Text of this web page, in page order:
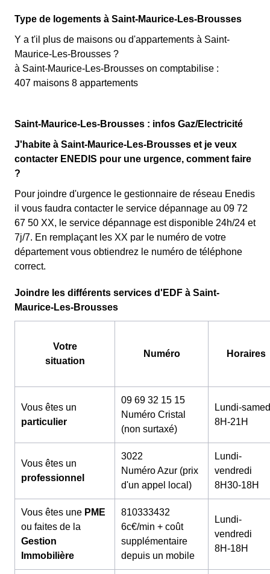
Type de logements à Saint-Maurice-Les-Brousses
Y a t'il plus de maisons ou d'appartements à Saint-
Maurice-Les-Brousses ?
à Saint-Maurice-Les-Brousses on comptabilise :
407 maisons 8 appartements
Saint-Maurice-Les-Brousses : infos Gaz/Electricité
J'habite à Saint-Maurice-Les-Brousses et je veux
contacter ENEDIS pour une urgence, comment faire
?
Pour joindre d'urgence le gestionnaire de réseau Enedis
il vous faudra contacter le service dépannage au 09 72
67 50 XX, le service dépannage est disponible 24h/24 et
7j/7. En remplaçant les XX par le numéro de votre
département vous obtiendrez le numéro de téléphone
correct.
Joindre les différents services d'EDF à Saint-
Maurice-Les-Brousses
Votre
situation
Numéro Horaires
Vous êtes un
particulier
09 69 32 15 15
Numéro Cristal
(non surtaxé)
Lundi-
8H-21H
Vous êtes un
professionnel
3022
Numéro Azur (prix
d'un appel local)
Lundi-
vendredi
8H30-18H
Vous êtes une PME
ou faites de la
Gestion
Immobilière
810333432
6c€/min + coût
supplémentaire
depuis un mobile
Lundi-
vendredi
8H-18H